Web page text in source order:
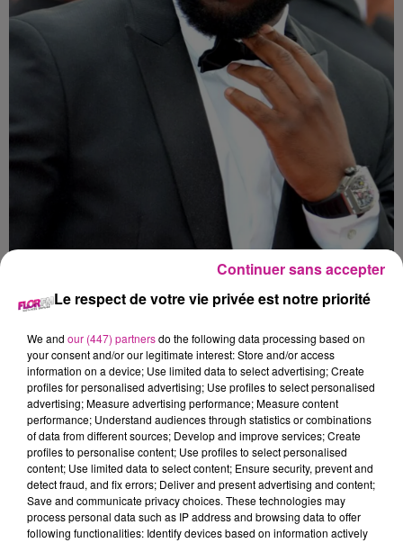
Le chanteur est très doué pour faire des hits mais aussi pour
dessiner. Grâce à cette passion, Gims vient de collaborer
avec la cristallerie Daum, située en Lorraine pour fabriquer
un vase. C’est donc Gims lui-même qui a dessiné ce vase. Il
est disponible seulement en 8 exemplaires et vendu 20 000€.
TITRES DIFFUSÉS Voir plus
Le respect de votre vie privée est notre priorité
We and our (447) partnersdo the following data processing based on
your consent and/or our legitimate interest: Store and/or access
information on a device; Use limited data to select advertising; Create
profiles for personalised advertising; Use profiles to select personalised
advertising; Measure advertising performance; Measure content
performance; Understand audiences through statistics or combinations
of data from different sources; Develop and improve services; Create
profiles to personalise content; Use profiles to select personalised
content; Use limited data to select content; Ensure security, prevent and
detect fraud, and fix errors; Deliver and present advertising and content;
Save and communicate privacy choices. These technologies may
process personal data such as IP address and browsing data to offer
following functionalities: Identify devices based on information actively
Continuer sans accepter